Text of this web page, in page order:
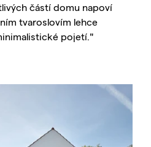
částí domu napoví
tvaroslovím lehce
pojetí."